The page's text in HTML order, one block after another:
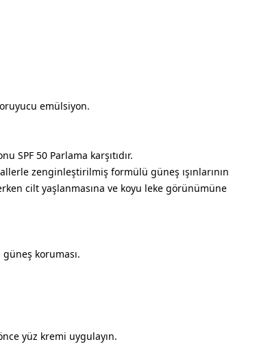
emülsiyon.
SPF 50 Parlama karşıtıdır.
zenginleştirilmiş formülü güneş ışınlarının
cilt yaşlanmasına ve koyu leke görünümüne
koruması.
yüz kremi uygulayın.